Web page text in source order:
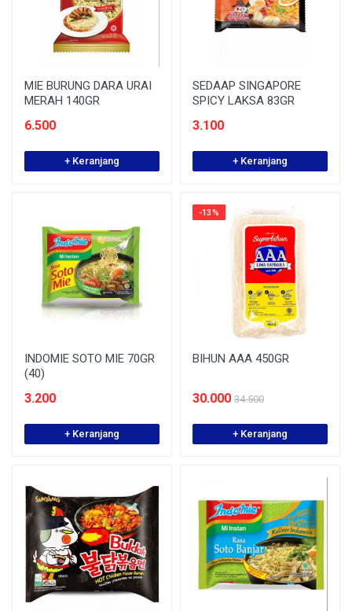
MIE BURUNG DARA URAI
MERAH 140GR
6.500
+ Keranjang
SEDAAP SINGAPORE
SPICY LAKSA 83GR
3.100
+ Keranjang
INDOMIE SOTO MIE 70GR
(40)
3.200
+ Keranjang
-13%
BIHUN AAA 450GR
30.000 34.500
+ Keranjang